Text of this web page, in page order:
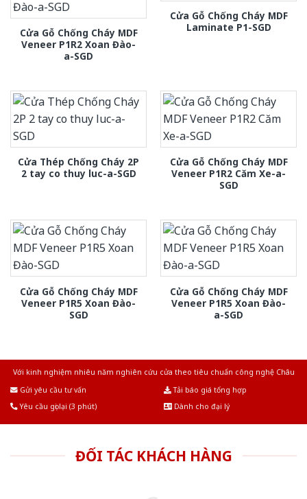
Cửa Gỗ Chống Cháy MDF
Veneer P1R2 Xoan Đào-
a-SGD
Cửa Gỗ Chống Cháy MDF
Laminate P1-SGD
Cửa Thép Chống Cháy 2P
2 tay co thuy luc-a-SGD
Cửa Gỗ Chống Cháy MDF
Veneer P1R2 Căm Xe-a-
SGD
Cửa Gỗ Chống Cháy MDF
Veneer P1R5 Xoan Đào-
SGD
Cửa Gỗ Chống Cháy MDF
Veneer P1R5 Xoan Đào-
a-SGD
Với kinh nghiệm nhiêu năm nghiên cứu cửa theo tiêu chuẩn công nghệ Châu
Gửi yêu cầu tư vấn
Tải báo giá tổng hợp
Yêu cầu gọi lại (3 phút)
Dành cho đại lý
ĐỐI TÁC KHÁCH HÀNG